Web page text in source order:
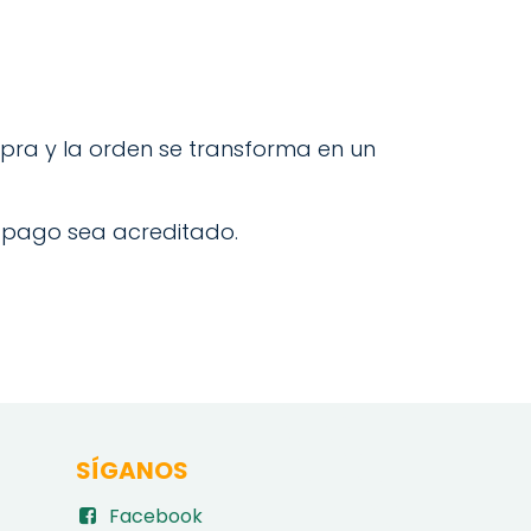
y la orden se transforma en un
sea acreditado.
SÍGANOS
Facebook